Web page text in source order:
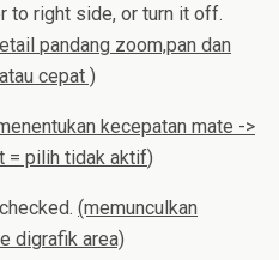
to right side, or turn it off.
pandang zoom,pan dan
cepat )
kecepatan mate ->
= pilih tidak aktif)
(memunculkan
digrafik area)